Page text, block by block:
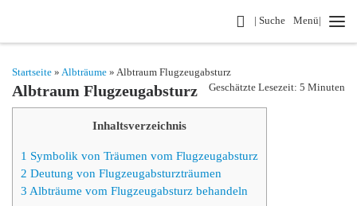
| SucheSearch
Menü|
Startseite » Albträume » Albtraum Flugzeugabsturz
Geschätzte Lesezeit: 5 Minuten
Albtraum Flugzeugabsturz
Inhaltsverzeichnis
1 Symbolik von Träumen vom Flugzeugabsturz
2 Deutung von Flugzeugabsturzträumen
3 Albträume vom Flugzeugabsturz behandeln